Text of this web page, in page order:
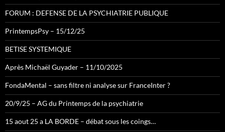
FORUM : DEFENSE DE LA PSYCHIATRIE PUBLIQUE
PrintempsPsy – 15/12/25
BETISE SYSTEMIQUE
Après Michaël Guyader – 11/10/2025
FondaMental – sans filtre ni analyse sur FranceInter ?
20/9/25 – AG du Printemps de la psychiatrie
15 aout 25 a LA BORDE – débat sous les coings…